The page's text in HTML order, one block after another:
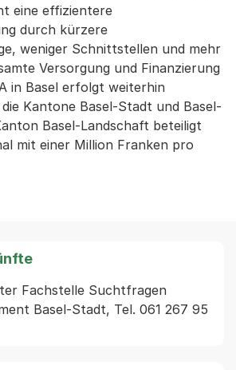
eine effizientere
durch kürzere
weniger Schnittstellen und mehr
Versorgung und Finanzierung
in Basel erfolgt weiterhin
Kantone Basel-Stadt und Basel-
Basel-Landschaft beteiligt
mit einer Million Franken pro
Fachstelle Suchtfragen
Basel-Stadt, Tel. 061 267 95